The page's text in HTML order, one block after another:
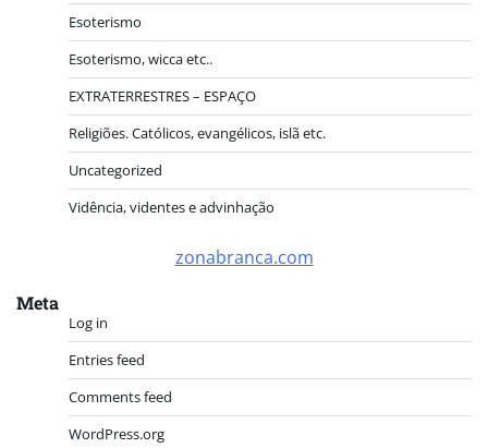
Esoterismo
Esoterismo, wicca etc..
EXTRATERRESTRES – ESPAÇO
Religiões. Católicos, evangélicos, islã etc.
Uncategorized
Vidência, videntes e advinhação
zonabranca.com
Meta
Log in
Entries feed
Comments feed
WordPress.org